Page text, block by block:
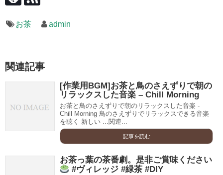
お茶 admin
関連記事
[作業用BGM]お茶と鳥のさえずりで朝の
リラックスした音楽 – Chill Morning
お茶と鳥のさえずりで朝のリラックスした音楽 -
Chill Morning 鳥のさえずりでリラックスできる音楽
を聴く 新しい ...関連...
記事を読む
お茶っ葉の茶番劇。是非ご賞味ください
#ヴィレッジ #緑茶 #DIY